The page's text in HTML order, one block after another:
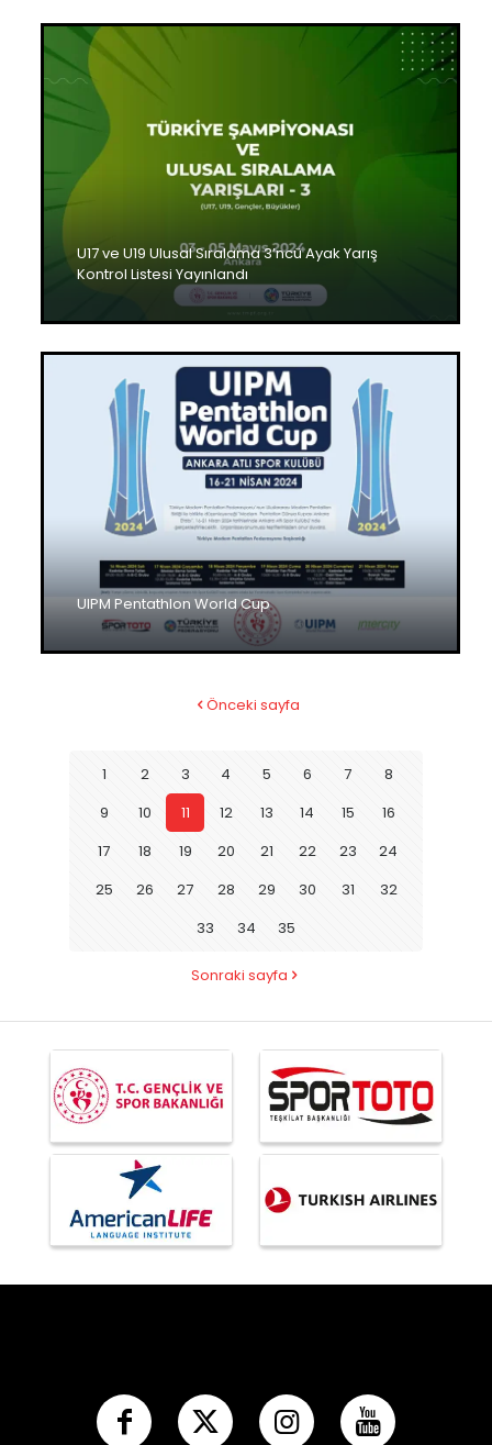
U17 ve U19 Ulusal Sıralama 3’ncü Ayak Yarış
Kontrol Listesi Yayınlandı
UIPM Pentathlon World Cup
Önceki sayfa
1 2 3 4 5 6 7
8
9
10 11 12 13 14 15
16
17
18 19 20 21 22 23
24
25
26 27 28 29 30 31
32
33
34 35
Sonraki sayfa